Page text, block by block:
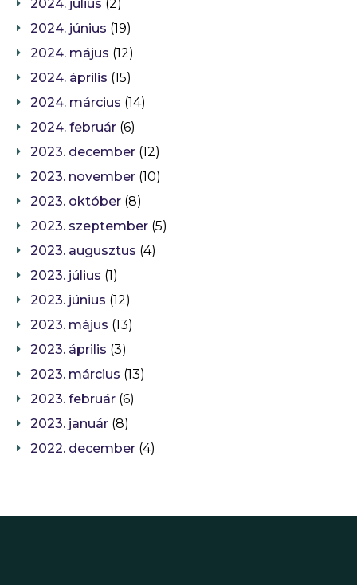
2024. július (2)
2024. június (19)
2024. május (12)
2024. április (15)
2024. március (14)
2024. február (6)
2023. december (12)
2023. november (10)
2023. október (8)
2023. szeptember (5)
2023. augusztus (4)
2023. július (1)
2023. június (12)
2023. május (13)
2023. április (3)
2023. március (13)
2023. február (6)
2023. január (8)
2022. december (4)